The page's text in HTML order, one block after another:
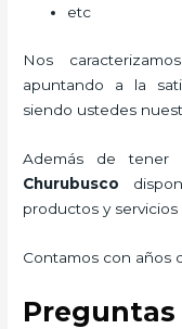
etc
Nos
apuntando a la
siendo ustedes
Además de
Churubusco
productos y servicios
Contamos con años